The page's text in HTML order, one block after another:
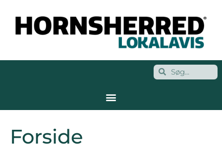
Forside